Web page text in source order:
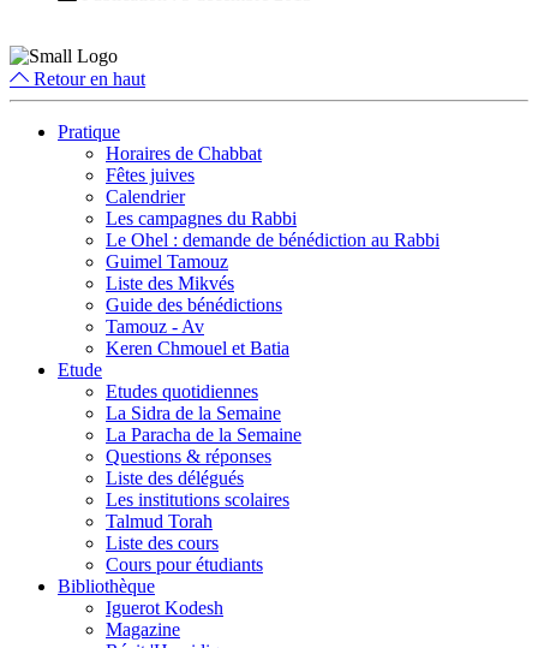
Retour en haut
Pratique
Horaires de Chabbat
Fêtes juives
Calendrier
Les campagnes du Rabbi
Le Ohel : demande de bénédiction au Rabbi
Guimel Tamouz
Liste des Mikvés
Guide des bénédictions
Tamouz - Av
Keren Chmouel et Batia
Etude
Etudes quotidiennes
La Sidra de la Semaine
La Paracha de la Semaine
Questions & réponses
Liste des délégués
Les institutions scolaires
Talmud Torah
Liste des cours
Cours pour étudiants
Bibliothèque
Iguerot Kodesh
Magazine